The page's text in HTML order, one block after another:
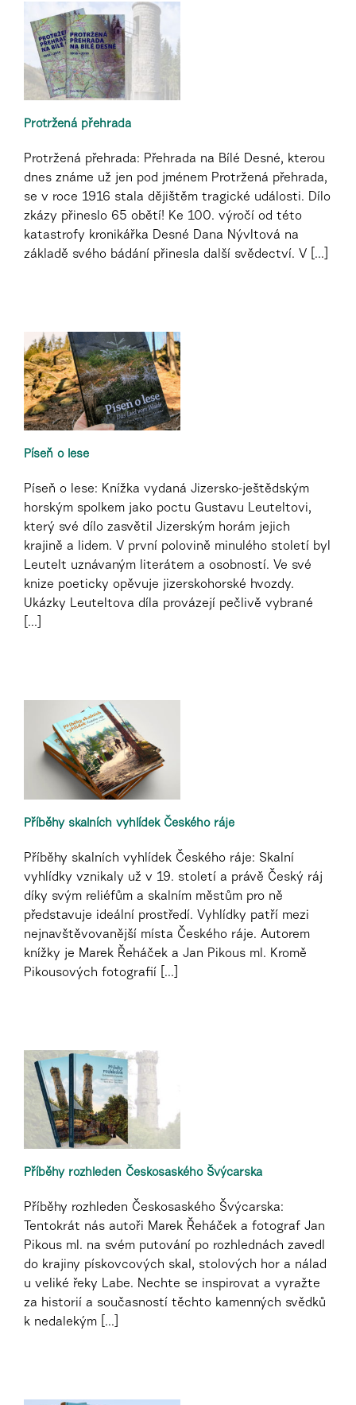
Protržená přehrada
Protržená přehrada: Přehrada na Bílé Desné, kterou
dnes známe už jen pod jménem Protržená přehrada,
se v roce 1916 stala dějištěm tragické události. Dílo
zkázy přineslo 65 obětí! Ke 100. výročí od této
katastrofy kronikářka Desné Dana Nývltová na
základě svého bádání přinesla další svědectví. V [...]
Píseň o lese
Píseň o lese: Knížka vydaná Jizersko-ještědským
horským spolkem jako poctu Gustavu Leuteltovi,
který své dílo zasvětil Jizerským horám jejich
krajině a lidem. V první polovině minulého století byl
Leutelt uznávaným literátem a osobností. Ve své
knize poeticky opěvuje jizerskohorské hvozdy.
Ukázky Leuteltova díla provázejí pečlivě vybrané
[...]
Příběhy skalních vyhlídek Českého ráje
Příběhy skalních vyhlídek Českého ráje: Skalní
vyhlídky vznikaly už v 19. století a právě Český ráj
díky svým reliéfům a skalním městům pro ně
představuje ideální prostředí. Vyhlídky patří mezi
nejnavštěvovanější místa Českého ráje. Autorem
knížky je Marek Řeháček a Jan Pikous ml. Kromě
Pikousových fotografií [...]
Příběhy rozhleden Českosaského Švýcarska
Příběhy rozhleden Českosaského Švýcarska:
Tentokrát nás autoři Marek Řeháček a fotograf Jan
Pikous ml. na svém putování po rozhlednách zavedl
do krajiny pískovcových skal, stolových hor a nálad
u veliké řeky Labe. Nechte se inspirovat a vyražte
za historií a současností těchto kamenných svědků
k nedalekým [...]